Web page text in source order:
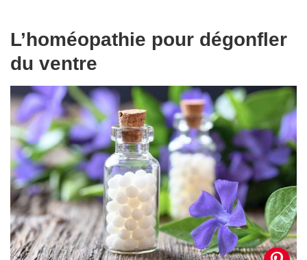
L’homéopathie pour dégonfler
du ventre